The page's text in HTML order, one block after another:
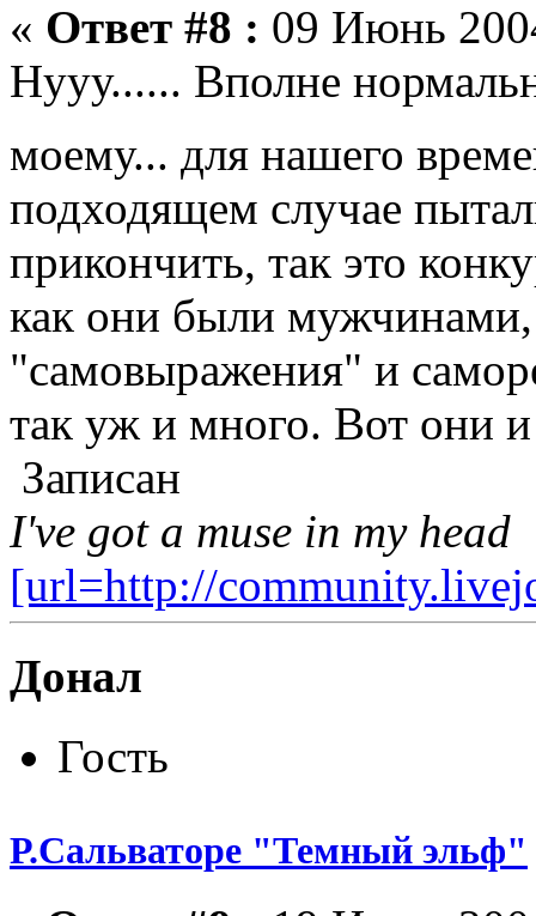
« Ответ #8 : 09 Июнь
Нууу...... Вполне
моему... для нашего
подходящем случае
прикончить, так это
как они были мужчинами,
"самовыражения" и
так уж и много. Вот они и
Записан
I've got a muse in my head
[url=http://
Донал
Гость
Р.Сальваторе "Темный эльф"